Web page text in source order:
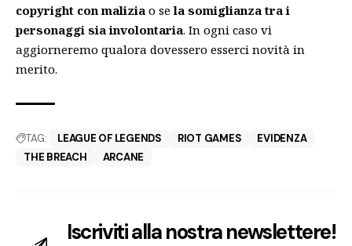
copyright con malizia o sela somiglianza tra i
personaggi sia involontaria. In ogni caso vi
aggiorneremo qualora dovessero esserci novità in
merito.
TAG: LEAGUE OF LEGENDS RIOT GAMES
EVIDENZA
THE BREACH
ARCANE
Iscriviti alla nostra newslettere!